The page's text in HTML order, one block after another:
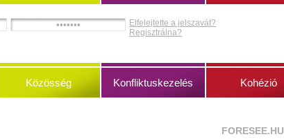
Elfelejtette a jelszavát?
Regisztrálna?
Közösség Konfliktuskezelés Kohézió
FORESEE.HU